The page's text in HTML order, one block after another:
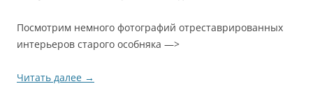
Посмотрим немного фотографий отреставрированных
интерьеров старого особняка —>
Читать далее →